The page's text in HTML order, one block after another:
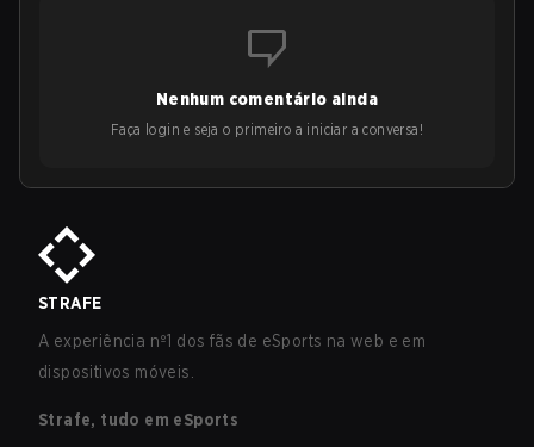
Nenhum comentário ainda
Faça login e seja o primeiro a iniciar a conversa!
STRAFE
A experiência nº1 dos fãs de eSports na web e em
dispositivos móveis.
Strafe, tudo em eSports